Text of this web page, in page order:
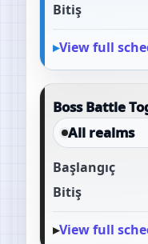
Bitiş
View full
Boss Battle
All realms
Başlangıç
Bitiş
View full